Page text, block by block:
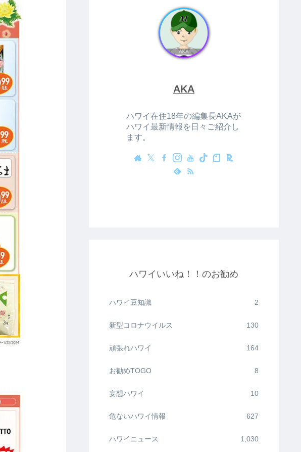
AKA
ハワイ在住18年の編集長AKAが
ハワイ最新情報を日々ご紹介し
ます。
ハワイいいね！！のお勧め
ハワイ豆知識 2
新型コロナウイルス 130
頑張れハワイ 164
お勧めTOGO 8
妄想ハワイ 10
危ないハワイ情報 627
ハワイニュース 1,030